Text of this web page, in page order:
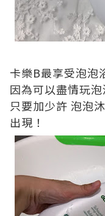
卡樂B最享受泡泡
因為可以盡情玩
只要加少許 泡泡
出現！